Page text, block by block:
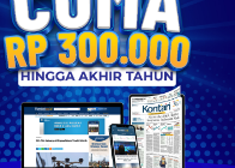
Hentikan Gugatan
Trading terhadap
Bos Ontrak yang
Trump